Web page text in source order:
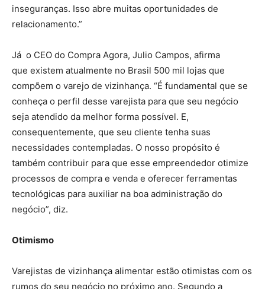
inseguranças. Isso abre muitas oportunidades de
relacionamento.”
Já o CEO do Compra Agora, Julio Campos, afirma
que existem atualmente no Brasil 500 mil lojas que
compõem o varejo de vizinhança. “É fundamental que se
conheça o perfil desse varejista para que seu negócio
seja atendido da melhor forma possível. E,
consequentemente, que seu cliente tenha suas
necessidades contempladas. O nosso propósito é
também contribuir para que esse empreendedor otimize
processos de compra e venda e oferecer ferramentas
tecnológicas para auxiliar na boa administração do
negócio”, diz.
Otimismo
Varejistas de vizinhança alimentar estão otimistas com os
rumos do seu negócio no próximo ano. Segundo a